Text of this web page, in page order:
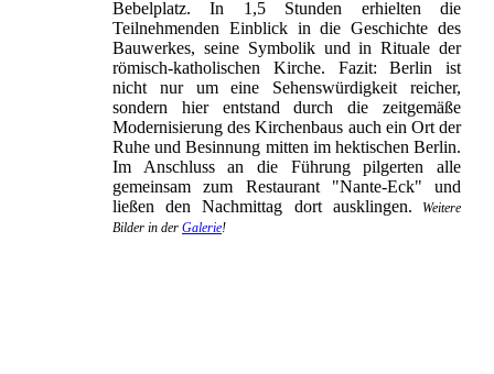
Bebelplatz. In 1,5 Stunden erhielten die
Teilnehmenden Einblick in die Geschichte des
Bauwerkes, seine Symbolik und in Rituale der
römisch-katholischen Kirche. Fazit: Berlin ist
nicht nur um eine Sehenswürdigkeit reicher,
sondern hier entstand durch die zeitgemäße
Modernisierung des Kirchenbaus auch ein Ort der
Ruhe und Besinnung mitten im hektischen Berlin.
Im Anschluss an die Führung pilgerten alle
gemeinsam zum Restaurant "Nante-Eck" und
ließen den Nachmittag dort ausklingen. Weitere
Bilder in der Galerie!